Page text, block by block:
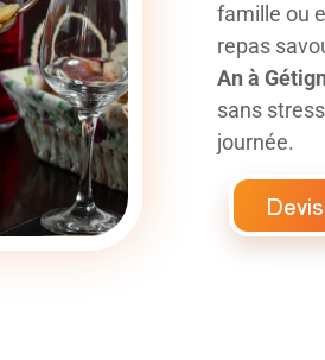
famille ou
repas
An à
sans
journée.